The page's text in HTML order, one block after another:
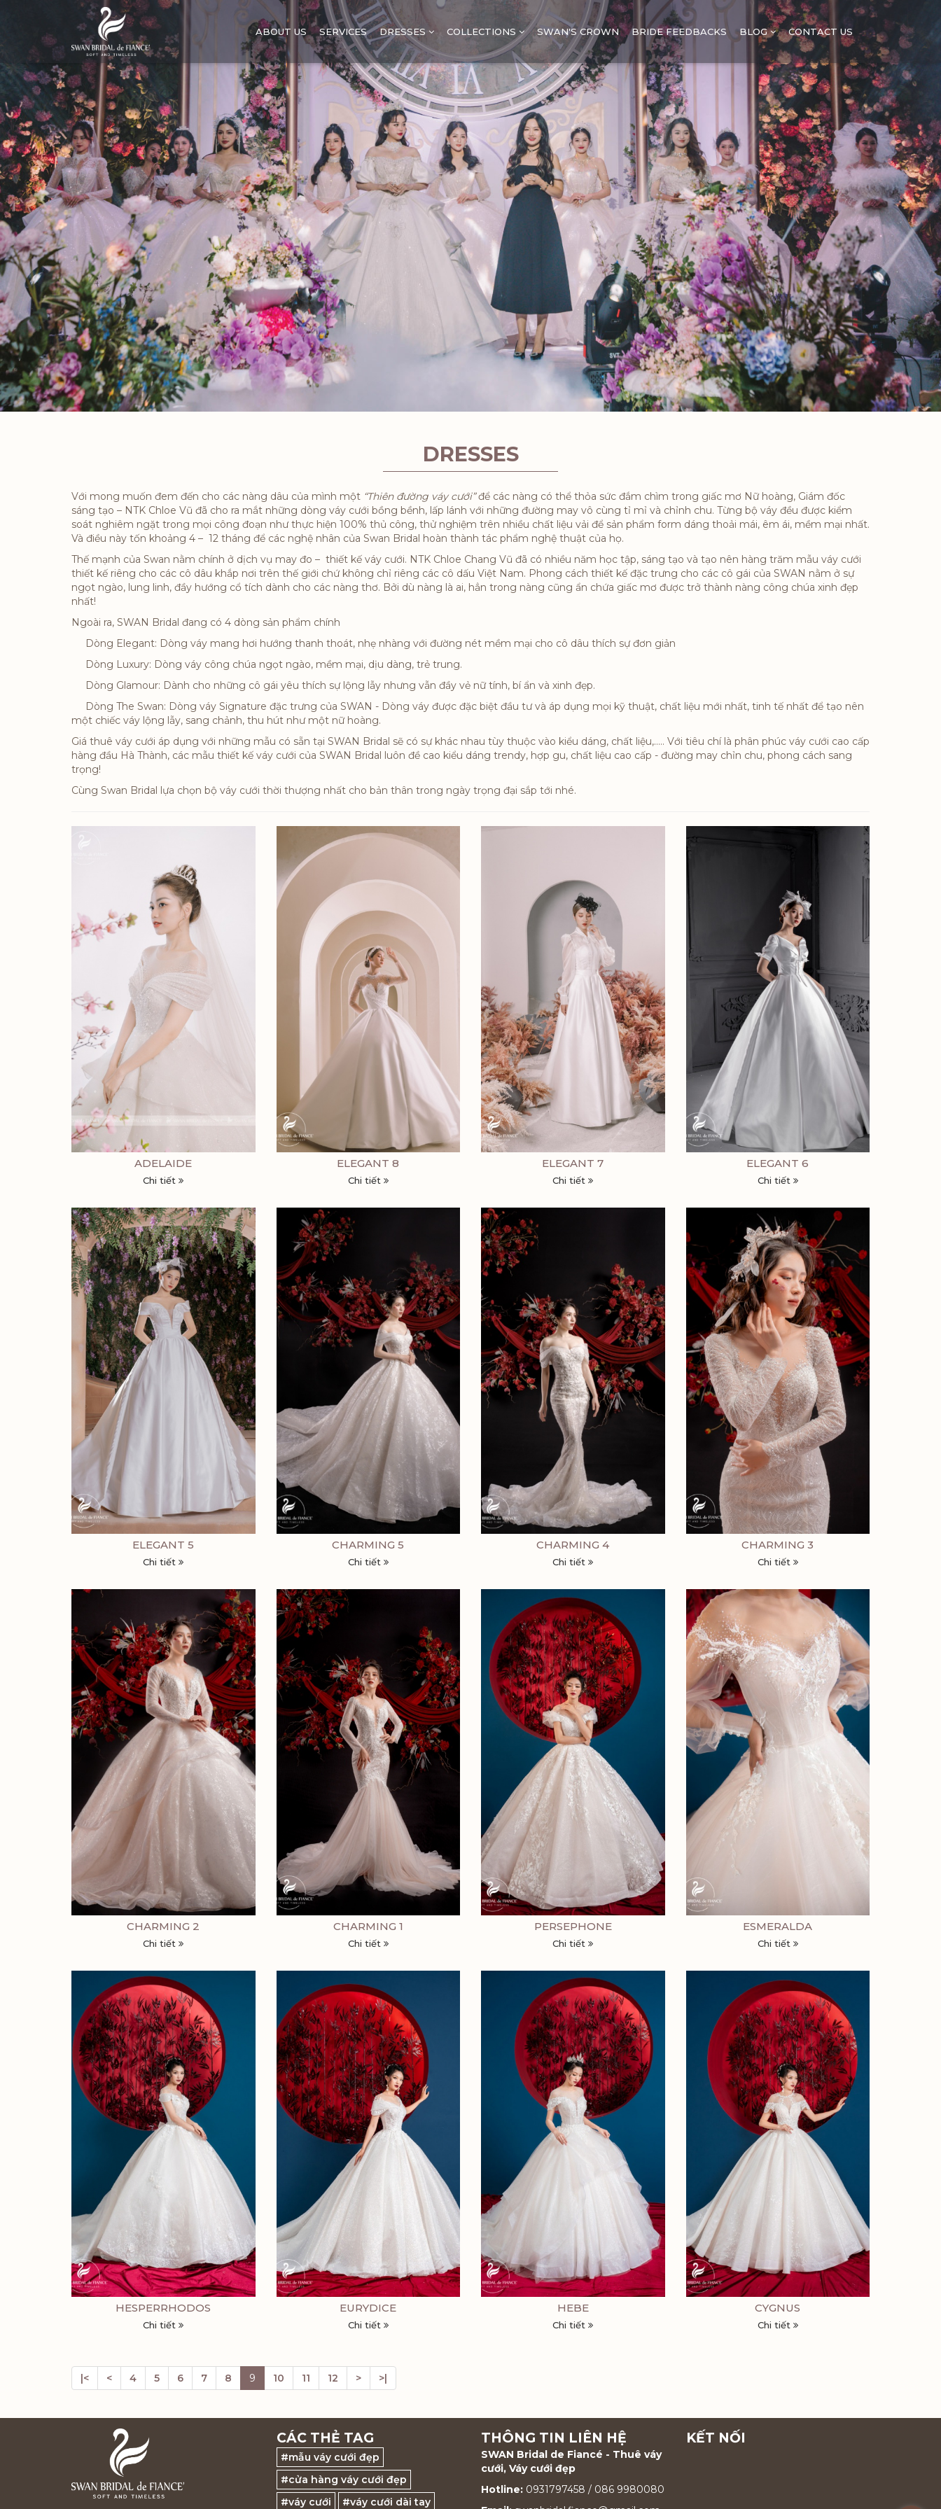
ABOUT US SERVICES DRESSES COLLECTIONS SWAN'S CROWN BRIDE FEEDBACKS BLOG CONTACT US
DRESSES
Với mong muốn đem đến cho các nàng dâu của mình một “Thiên đường váy cưới”để các nàng có thể thỏa sức đắm chìm trong giấc mơ Nữ hoàng, Giám đốc
sáng tạo – NTK Chloe Vũ đã cho ra mắt những dòng váy cưới bồng bềnh, lấp lánh với những đường may vô cùng tỉ mỉ và chỉnh chu. Từng bộ váy đều được kiểm
soát nghiêm ngặt trong mọi công đoạn như thực hiện 100% thủ công, thử nghiệm trên nhiều chất liệu vải để sản phẩm form dáng thoải mái, êm ái, mềm mại nhất.
Và điều này tốn khoảng 4 – 12 tháng để các nghệ nhân của Swan Bridal hoàn thành tác phẩm nghệ thuật của họ.
Thế mạnh của Swan nằm chính ở dịch vụ may đo – thiết kế váy cưới. NTK Chloe Chang Vũ đã có nhiều năm học tập, sáng tạo và tạo nên hàng trăm mẫu váy cưới
thiết kế riêng cho các cô dâu khắp nơi trên thế giới chứ không chỉ riêng các cô dấu Việt Nam. Phong cách thiết kế đặc trưng cho các cô gái của SWAN nằm ở sự
ngọt ngào, lung linh, đầy hướng cổ tích dành cho các nàng thơ. Bởi dù nàng là ai, hẳn trong nàng cũng ẩn chứa giấc mơ được trở thành nàng công chúa xinh đẹp
nhất!
Ngoài ra, SWAN Bridal đang có 4 dòng sản phẩm chính
Dòng Elegant: Dòng váy mang hơi hướng thanh thoát, nhẹ nhàng với đường nét mềm mại cho cô dâu thích sự đơn giản
Dòng Luxury: Dòng váy công chúa ngọt ngào, mềm mại, dịu dàng, trẻ trung.
Dòng Glamour: Dành cho những cô gái yêu thích sự lộng lẫy nhưng vẫn đầy vẻ nữ tính, bí ẩn và xinh đẹp.
Dòng The Swan: Dòng váy Signature đặc trưng của SWAN - Dòng váy được đặc biệt đầu tư và áp dụng mọi kỹ thuật, chất liệu mới nhất, tinh tế nhất để tạo nên
một chiếc váy lộng lẫy, sang chảnh, thu hút như một nữ hoàng.
Giá thuê váy cưới áp dụng với những mẫu có sẵn tại SWAN Bridal sẽ có sự khác nhau tùy thuộc vào kiểu dáng, chất liệu,….. Với tiêu chí là phân phúc váy cưới cao cấp
hàng đầu Hà Thành, các mẫu thiết kế váy cưới của SWAN Bridal luôn đề cao kiểu dáng trendy, hợp gu, chất liệu cao cấp - đường may chỉn chu, phong cách sang
trọng!
Cùng Swan Bridal lựa chọn bộ váy cưới thời thượng nhất cho bản thân trong ngày trọng đại sắp tới nhé.
ADELAIDE
Chi tiết
ELEGANT 8
Chi tiết
ELEGANT 7
Chi tiết
ELEGANT 6
Chi tiết
ELEGANT 5
Chi tiết
CHARMING 5
Chi tiết
CHARMING 4
Chi tiết
CHARMING 3
Chi tiết
CHARMING 2
Chi tiết
CHARMING 1
Chi tiết
PERSEPHONE
Chi tiết
ESMERALDA
Chi tiết
HESPERRHODOS
Chi tiết
EURYDICE
Chi tiết
HEBE
Chi tiết
CYGNUS
Chi tiết
|< < 4 5 6 7 8 9 10 11 12 > >|
CÁC THẺ TAG
#mẫu váy cưới đẹp
#cửa hàng váy cưới đẹp
#váy cưới
#váy cưới dài tay
THÔNG TIN LIÊN HỆ
SWAN Bridal de Fiancé - Thuê váy
cưới, Váy cưới đẹp
Hotline: 0931797458 / 086 9980080
KẾT NỐI